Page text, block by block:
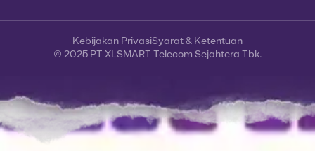
© 2025 PT XLSMART Telecom Sejahtera Tbk.
Kebijakan PrivasiSyarat & Ketentuan